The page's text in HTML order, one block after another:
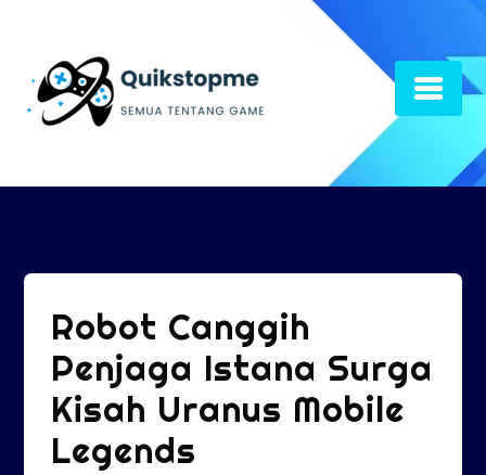
content
Robot Canggih
Penjaga Istana Surga
Kisah Uranus Mobile
Legends